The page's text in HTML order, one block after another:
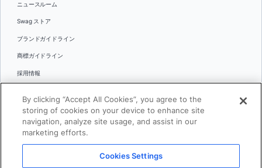
ニュースルーム
Swag ストア
ブランドガイドライン
商標ガイドライン
採用情報
言語
日本語
By clicking “Accept All Cookies”, you agree to the
storing of cookies on your device to enhance site
navigation, analyze site usage, and assist in our
marketing efforts.
Cookies Settings